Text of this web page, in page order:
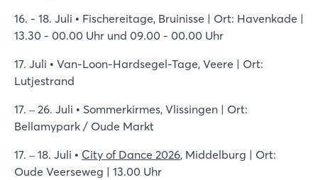
16. - 18. Juli • Fischereitage, Bruinisse | Ort: Havenkade |
13.30 - 00.00 Uhr und 09.00 - 00.00 Uhr
17. Juli • Van-Loon-Hardsegel-Tage, Veere | Ort:
Lutjestrand
17. – 26. Juli • Sommerkirmes, Vlissingen | Ort:
Bellamypark / Oude Markt
17. – 18. Juli • City of Dance 2026, Middelburg | Ort:
Oude Veerseweg | 13.00 Uhr